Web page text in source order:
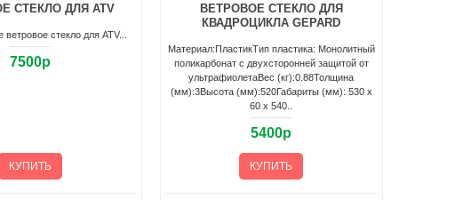
СТЕКЛО ДЛЯ ATV
стекло для ATV...
7500р
КУПИТЬ
ВЕТРОВОЕ СТЕКЛО ДЛЯ
КВАДРОЦИКЛА GEPARD
Материал:ПластикТип пластика: Монолитный
поликарбонат с двухсторонней защитой от
ультрафиолетаВес (кг):0.88Толщина
(мм):3Высота (мм):520Габариты (мм): 530 x
60 x 540..
5400р
КУПИТЬ